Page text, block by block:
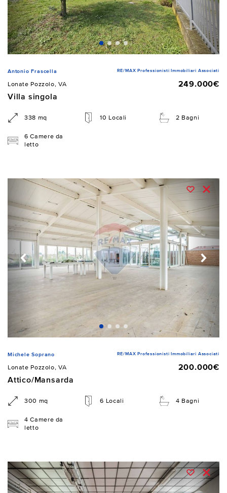
Antonio Frascella RE/MAX Professionisti Immobiliari Associati
Lonate Pozzolo, VA
249.000€
Villa singola
338 mq 10 Locali 2 Bagni
6 Camere da
letto
Michele Soprano RE/MAX Professionisti Immobiliari Associati
Lonate Pozzolo, VA
200.000€
Attico/Mansarda
300 mq 6 Locali 4 Bagni
4 Camere da
letto